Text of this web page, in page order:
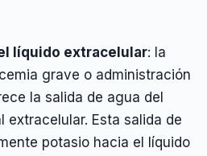
líquido extracelular: la
grave o administración
la salida de agua del
extracelular. Esta salida de
potasio hacia el líquido